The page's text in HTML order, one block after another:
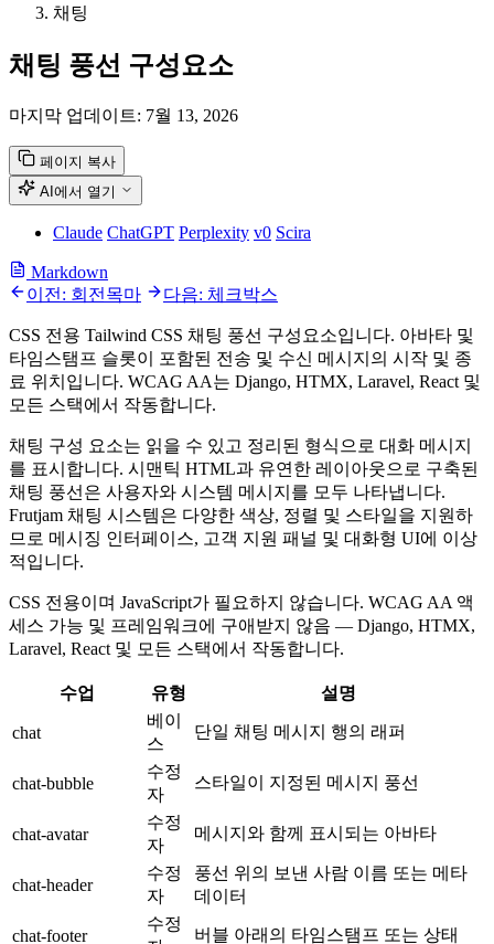
채팅
채팅 풍선 구성요소
마지막 업데이트: 7월 13, 2026
페이지 복사
AI에서 열기
Claude ChatGPT Perplexity v0 Scira
Markdown
이전: 회전목마
다음: 체크박스
CSS 전용 Tailwind CSS 채팅 풍선 구성요소입니다. 아바타 및
타임스탬프 슬롯이 포함된 전송 및 수신 메시지의 시작 및 종
료 위치입니다. WCAG AA는 Django, HTMX, Laravel, React 및
모든 스택에서 작동합니다.
채팅 구성 요소는 읽을 수 있고 정리된 형식으로 대화 메시지
를 표시합니다. 시맨틱 HTML과 유연한 레이아웃으로 구축된
채팅 풍선은 사용자와 시스템 메시지를 모두 나타냅니다.
Frutjam 채팅 시스템은 다양한 색상, 정렬 및 스타일을 지원하
므로 메시징 인터페이스, 고객 지원 패널 및 대화형 UI에 이상
적입니다.
CSS 전용이며 JavaScript가 필요하지 않습니다. WCAG AA 액
세스 가능 및 프레임워크에 구애받지 않음 — Django, HTMX,
Laravel, React 및 모든 스택에서 작동합니다.
수업 유형 설명
chat
베이
스
단일 채팅 메시지 행의 래퍼
chat-bubble
수정
자
스타일이 지정된 메시지 풍선
chat-avatar
수정
자
메시지와 함께 표시되는 아바타
chat-header
수정
자
풍선 위의 보낸 사람 이름 또는 메타
데이터
chat-footer
수정
버블 아래의 타임스탬프 또는 상태